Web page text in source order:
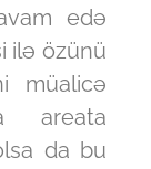
edə
ilə özünü
müalicə
areata
da bu